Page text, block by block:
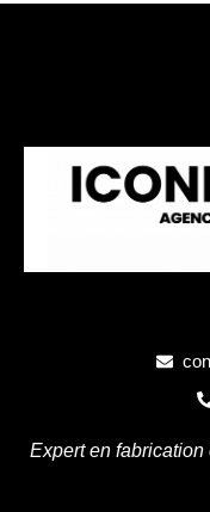
Expert en fabrication